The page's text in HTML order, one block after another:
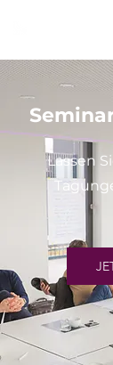
Lassen